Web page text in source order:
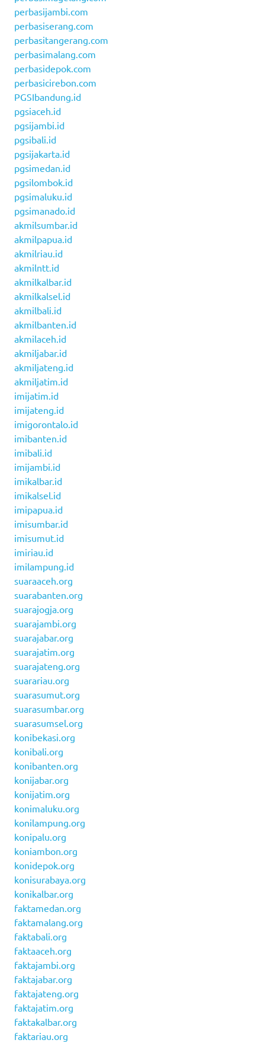
perbasijambi.com
perbasiserang.com
perbasitangerang.com
perbasimalang.com
perbasidepok.com
perbasicirebon.com
PGSIbandung.id
pgsiaceh.id
pgsijambi.id
pgsibali.id
pgsijakarta.id
pgsimedan.id
pgsilombok.id
pgsimaluku.id
pgsimanado.id
akmilsumbar.id
akmilpapua.id
akmilriau.id
akmilntt.id
akmilkalbar.id
akmilkalsel.id
akmilbali.id
akmilbanten.id
akmilaceh.id
akmiljabar.id
akmiljateng.id
akmiljatim.id
imijatim.id
imijateng.id
imigorontalo.id
imibanten.id
imibali.id
imijambi.id
imikalbar.id
imikalsel.id
imipapua.id
imisumbar.id
imisumut.id
imiriau.id
imilampung.id
suaraaceh.org
suarabanten.org
suarajogja.org
suarajambi.org
suarajabar.org
suarajatim.org
suarajateng.org
suarariau.org
suarasumut.org
suarasumbar.org
suarasumsel.org
konibekasi.org
konibali.org
konibanten.org
konijabar.org
konijatim.org
konimaluku.org
konilampung.org
konipalu.org
koniambon.org
konidepok.org
konisurabaya.org
konikalbar.org
faktamedan.org
faktamalang.org
faktabali.org
faktaaceh.org
faktajambi.org
faktajabar.org
faktajateng.org
faktajatim.org
faktakalbar.org
faktariau.org